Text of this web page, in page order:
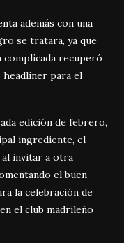
además con una
se tratara, ya que
complicada recuperó
headliner para el
edición de febrero,
ingrediente, el
invitar a otra
el buen
la celebración de
el club madrileño